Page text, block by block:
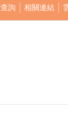
詢 相關連結